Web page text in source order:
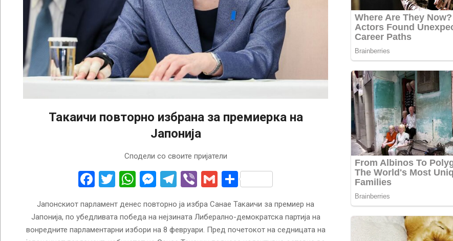
Такаичи повторно избрана за премиерка на
Јапонија
Сподели со своите пријатели
Facebook
Twitter
WhatsApp
Messenger
Telegram
ViberGmailShare
Јапонскиот парламент денес повторно ја избра Санае Такаичи за премиер на
Јапонија, по убедливата победа на нејзината Либерално-демократска партија на
вонредните парламентарни избори на 8 февруари. Пред почетокот на седницата на